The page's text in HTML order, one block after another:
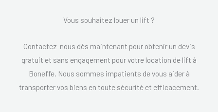
Vous souhaitez louer un lift ?
Contactez-nous dès maintenant pour obtenir un devis
gratuit et sans engagement pour votre location de lift à
Boneffe. Nous sommes impatients de vous aider à
transporter vos biens en toute sécurité et efficacement.